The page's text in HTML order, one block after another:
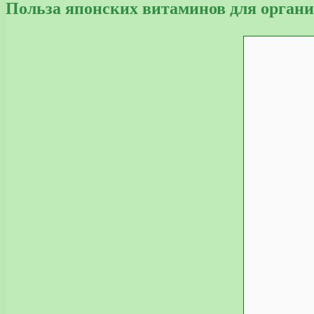
Польза японских витаминов для